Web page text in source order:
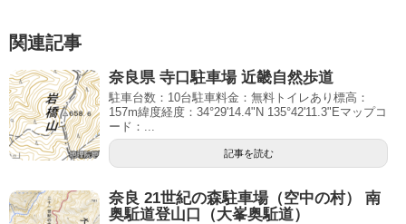
関連記事
奈良県 寺口駐車場 近畿自然歩道
駐車台数：10台駐車料金：無料トイレあり標高：
157m緯度経度：34°29'14.4"N 135°42'11.3"Eマップコ
ード：...
記事を読む
奈良 21世紀の森駐車場（空中の村） 南
奥駈道登山口（大峯奥駈道）